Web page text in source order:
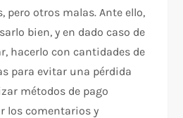
pero otros malas. Ante ello,
bien, y en dado caso de
hacerlo con cantidades de
para evitar una pérdida
métodos de pago
los comentarios y